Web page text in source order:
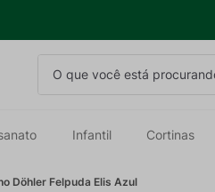
Infantil Cortinas
Döhler Felpuda Elis Azul